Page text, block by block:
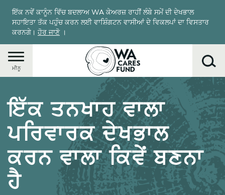
Skip
main
content
ਇੱਕ ਨਵੇਂ ਕਾਨੂੰਨ ਵਿੱਚ ਬਦਲਾਅ WA ਕੇਅਰਜ਼ ਰਾਹੀਂ ਲੰਬੇ ਸਮੇਂ ਦੀ ਦੇਖਭਾਲ
ਸਹਾਇਤਾ ਤੱਕ ਪਹੁੰਚ ਕਰਨ ਲਈ ਵਾਸ਼ਿੰਗਟਨ ਵਾਸੀਆਂ ਦੇ ਵਿਕਲਪਾਂ ਦਾ ਵਿਸਤਾਰ
ਕਰਨਗੇ। ਹੋਰ ਜਾਣੋ।
ਮੀਨੂ
ਇੱਕ ਤਨਖਾਹ ਵਾਲਾ
ਪਰਿਵਾਰਕ ਦੇਖਭਾਲ
ਕਰਨ ਵਾਲਾ ਕਿਵੇਂ ਬਣਨਾ
ਹੈ